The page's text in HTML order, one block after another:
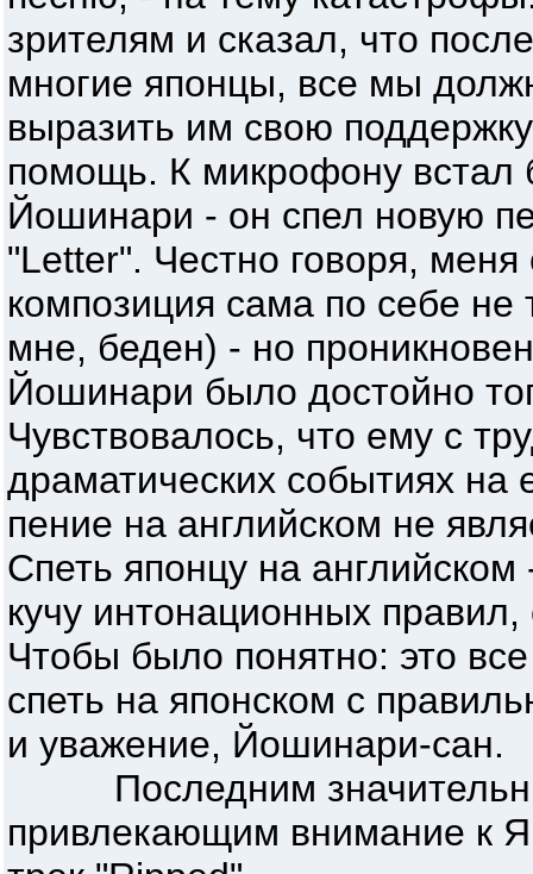
зрителям и сказал, что
многие японцы, все мы
выразить им свою
помощь. К микрофону встал
Йошинари - он спел новую
"Letter". Честно говоря,
композиция сама по себе не
мне, беден) - но
Йошинари было достойно
Чувствовалось, что ему с
драматических событиях на
пение на английском не
Спеть японцу на английском
кучу интонационных
Чтобы было понятно: это
спеть на японском с
и уважение, Йошинари-сан.
Последним
привлекающим внимание к